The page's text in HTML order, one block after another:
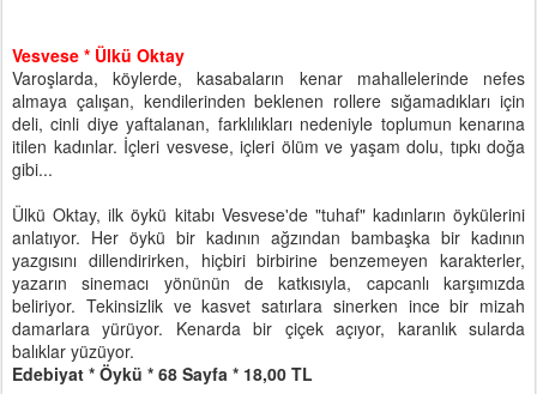
Vesvese * Ülkü Oktay
Varoşlarda, köylerde, kasabaların kenar mahallelerinde nefes
almaya çalışan, kendilerinden beklenen rollere sığamadıkları için
deli, cinli diye yaftalanan, farklılıkları nedeniyle toplumun kenarına
itilen kadınlar. İçleri vesvese, içleri ölüm ve yaşam dolu, tıpkı doğa
gibi...
Ülkü Oktay, ilk öykü kitabı Vesvese'de "tuhaf" kadınların öykülerini
anlatıyor. Her öykü bir kadının ağzından bambaşka bir kadının
yazgısını dillendirirken, hiçbiri birbirine benzemeyen karakterler,
yazarın sinemacı yönünün de katkısıyla, capcanlı karşımızda
beliriyor. Tekinsizlik ve kasvet satırlara sinerken ince bir mizah
damarlara yürüyor. Kenarda bir çiçek açıyor, karanlık sularda
balıklar yüzüyor.
Edebiyat * Öykü * 68 Sayfa * 18,00 TL